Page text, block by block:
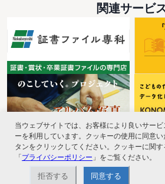
関連サービ
当ウェブサイトでは、お客様により良いサー
ーを利用しています。クッキーの使用に同意
タンをクリックしてください。クッキーに関
「プライバシーポリシー 」をご覧ください。
拒否する 同意する